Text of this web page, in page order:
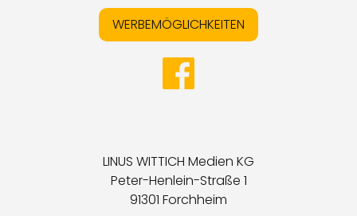
WERBEMÖGLICHKEITEN
LINUS WITTICH Medien KG
Peter-Henlein-Straße 1
91301 Forchheim